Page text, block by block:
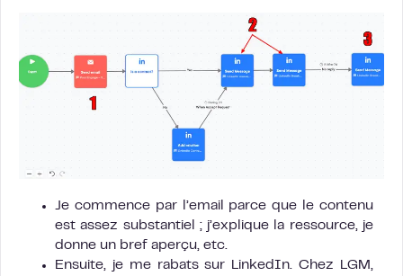
Je commence par l’email parce que le contenu
est assez substantiel ; j’explique la ressource, je
donne un bref aperçu, etc.
Ensuite, je me rabats sur LinkedIn. Chez LGM,